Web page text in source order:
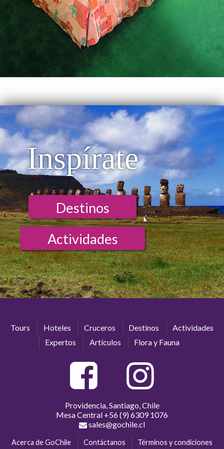
Inspírate
Destinos
Actividades
Tours Hoteles Cruceros Destinos
Actividades
Expertos
Artículos Flora y Fauna
Providencia, Santiago, Chile
Mesa Central +56 (9) 6309 1076
sales@gochile.cl
Acerca de GoChile Contáctanos Términos y condiciones